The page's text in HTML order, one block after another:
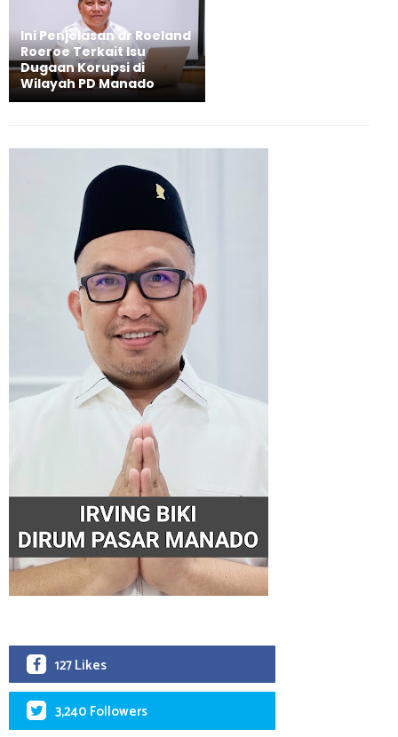
Ini Penjelasan dr Roeland
Roeroe Terkait Isu
Dugaan Korupsi di
Wilayah PD Manado
127 Likes
3,240 Followers